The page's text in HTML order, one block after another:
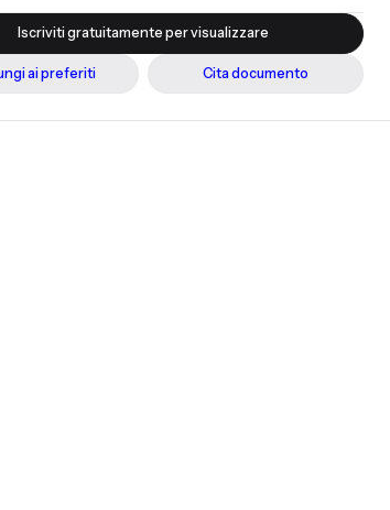
Iscriviti gratuitamente per visualizzare
ai preferiti Cita documento